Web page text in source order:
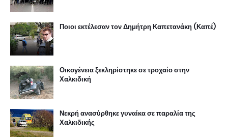
Ποιοι εκτέλεσαν τον Δημήτρη Καπετανάκη (Καπέ)
Οικογένεια ξεκληρίστηκε σε τροχαίο στην
Χαλκιδική
Νεκρή ανασύρθηκε γυναίκα σε παραλία της
Χαλκιδικής